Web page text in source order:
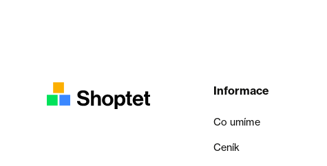
Informace
Co umíme
Ceník